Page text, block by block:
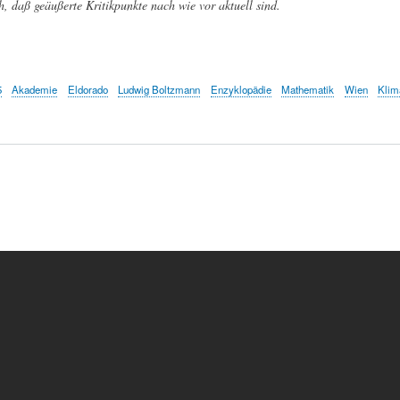
daß geäußerte Kritikpunkte nach wie vor aktuell sind.
Akademie Eldorado Ludwig Boltzmann Enzyklopädie Mathematik Wien